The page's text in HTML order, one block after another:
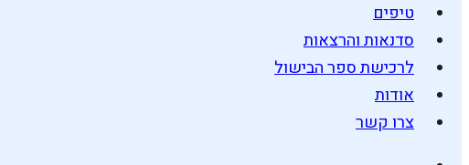
טיפים
סדנאות והרצאות
לרכישת ספר הבישול
אודות
צרו קשר